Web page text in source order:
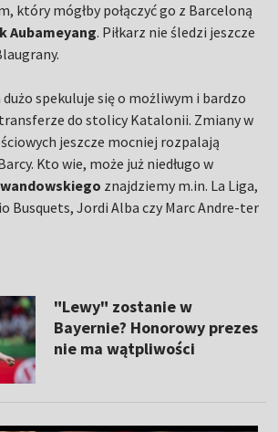
który mógłby połączyć go z Barceloną
Aubameyang. Piłkarz nie śledzi jeszcze
spekuluje się o możliwym i bardzo
do stolicy Katalonii. Zmiany w
jeszcze mocniej rozpalają
Kto wie, może już niedługo w
znajdziemy m.in. La Liga,
Busquets, Jordi Alba czy Marc Andre-ter
"Lewy" zostanie w
Bayernie? Honorowy prezes
nie ma wątpliwości